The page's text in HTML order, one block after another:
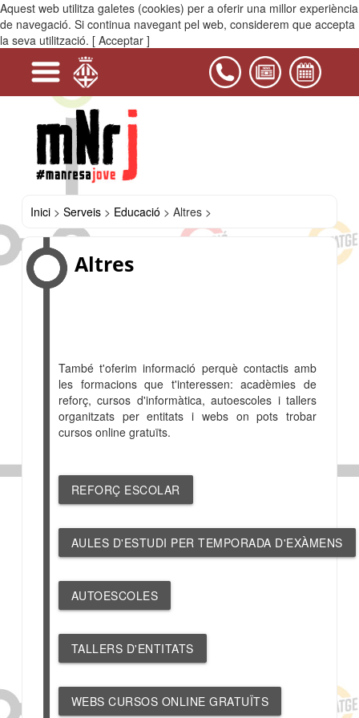
Aquest web utilitza galetes (cookies) per a oferir una millor experiència
de navegació. Si continua navegant pel web, considerem que accepta
la seva utilització. [ Acceptar ]
MENÚ
Serveis
-
Educació
-
Formació
reglada
Formació
no
reglada
Idiomes
Altres
Assessoria
d'educació
Punt
d'estudi
l'OJB
Campus
Universitari
Manresa
Manresa
Treball
+
Oci
i
+
Mobilitat
+
Salut
+
Habitatge
Projectes
+
Activitats
+
Equipaments
+
PIJ
Casals
Bages
+
Contacta'ns
+
Inici> Serveis> Educació > Altres >
Altres
També t'oferim informació perquè contactis amb
les formacions que t'interessen: acadèmies de
reforç, cursos d'informàtica, autoescoles i tallers
organitzats per entitats i webs on pots trobar
cursos online gratuïts.
REFORÇ ESCOLAR
AULES D'ESTUDI PER TEMPORADA D'EXÀMENS
AUTOESCOLES
TALLERS D'ENTITATS
WEBS CURSOS ONLINE GRATUÏTS